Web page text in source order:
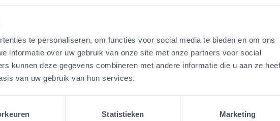
te personaliseren, om functies voor social media te bieden en om ons
informatie over uw gebruik van onze site met onze partners voor social
kunnen deze gegevens combineren met andere informatie die u aan ze
van uw gebruik van hun services.
Statistieken Marketing
werken
Vakwerk Plus
Kwaliteitsgarantie
Vakwerk Plus-bedrijven
leveren kwaliteit die blijft. Met
BEKIJK
AL ONZE